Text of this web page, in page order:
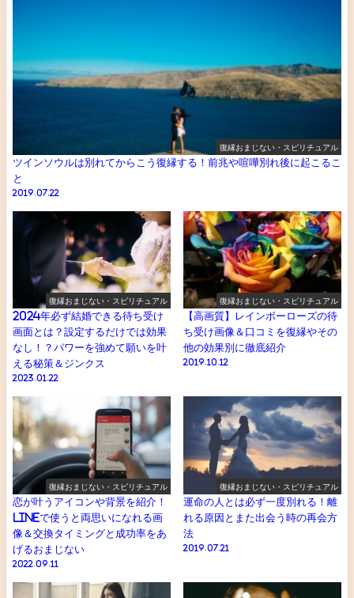
復縁おまじない・スピリチュアル
ツインソウルは別れてからこう復縁する！前兆や喧嘩別れ後に起こるこ
と
2019.07.22
復縁おまじない・スピリチュアル
2024年必ず結婚できる待ち受け
画面とは？設定するだけでは効果
なし！？パワーを強めて願いを叶
える秘策＆ジンクス
2023.01.22
復縁おまじない・スピリチュアル
【高画質】レインボーローズの待
ち受け画像＆口コミを復縁やその
他の効果別に徹底紹介
2019.10.12
復縁おまじない・スピリチュアル
恋が叶うアイコンや背景を紹介！
LINEで使うと両思いになれる画
像＆交換タイミングと成功率をあ
げるおまじない
2022.09.11
復縁おまじない・スピリチュアル
運命の人とは必ず一度別れる！離
れる原因とまた出会う時の再会方
法
2019.07.21